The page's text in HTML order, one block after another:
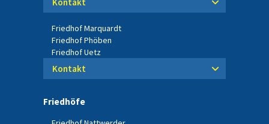
Friedhof Marquardt
Friedhof Phöben
Friedhof Uetz
Kontakt
Friedhöfe